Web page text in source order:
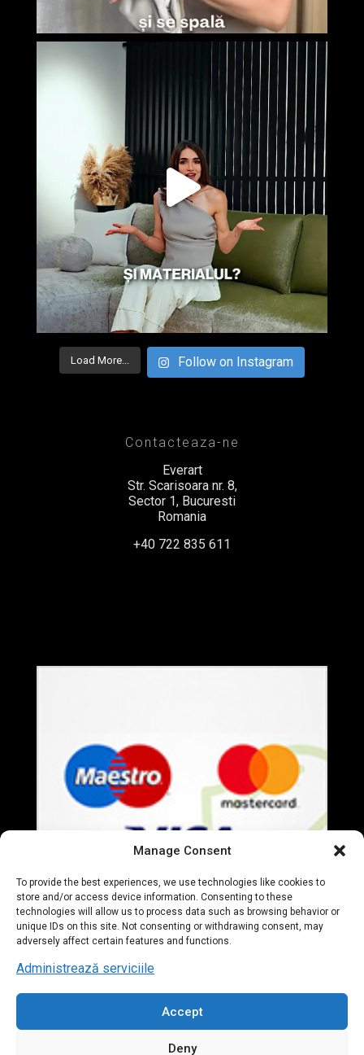
Manage Consent
To provide the best experiences, we use technologies like cookies to
store and/or access device information. Consenting to these
technologies will allow us to process data such as browsing behavior or
unique IDs on this site. Not consenting or withdrawing consent, may
adversely affect certain features and functions.
Administrează serviciile
Accept
Deny
Load More... Follow on Instagram
Contacteaza-ne
Everart
Str. Scarisoara nr. 8,
Sector 1, Bucuresti
Romania
+40 722 835 611
© 2020 Everart Mobila. All Rights Reserved. designed by